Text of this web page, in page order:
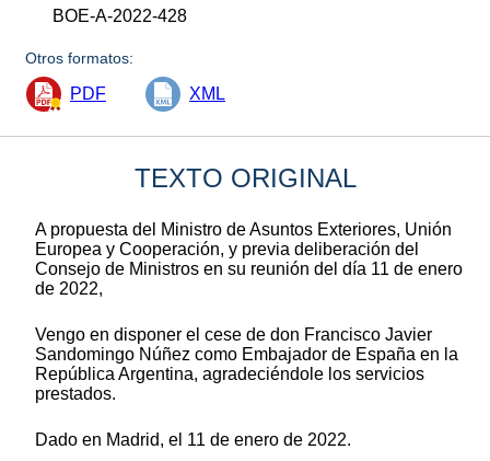
BOE-A-2022-428
Otros formatos:
PDF XML
TEXTO ORIGINAL
A propuesta del Ministro de Asuntos Exteriores, Unión
Europea y Cooperación, y previa deliberación del
Consejo de Ministros en su reunión del día 11 de enero
de 2022,
Vengo en disponer el cese de don Francisco Javier
Sandomingo Núñez como Embajador de España en la
República Argentina, agradeciéndole los servicios
prestados.
Dado en Madrid, el 11 de enero de 2022.